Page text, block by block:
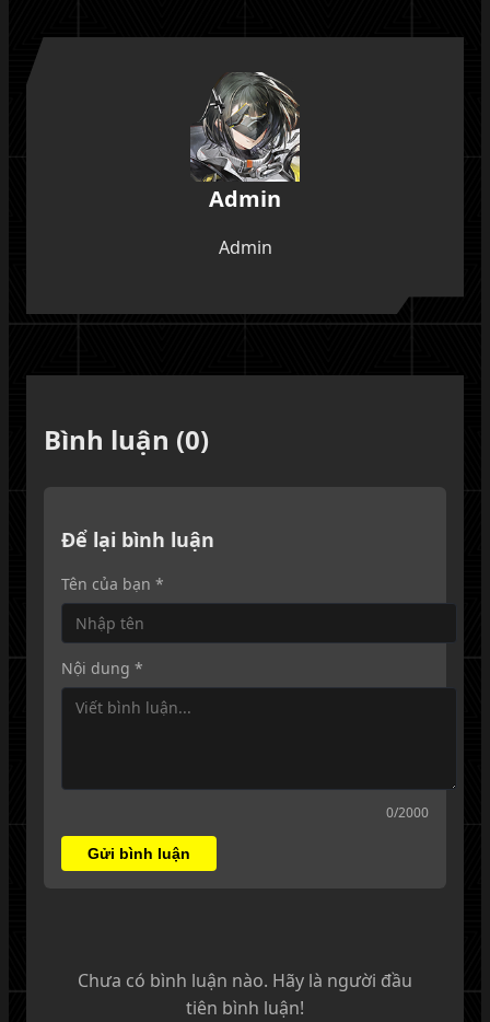
Admin
Admin
Bình luận (0)
Để lại bình luận
Tên của bạn *
Nội dung *
0/2000
Gửi bình luận
Chưa có bình luận nào. Hãy là người đầu
tiên bình luận!